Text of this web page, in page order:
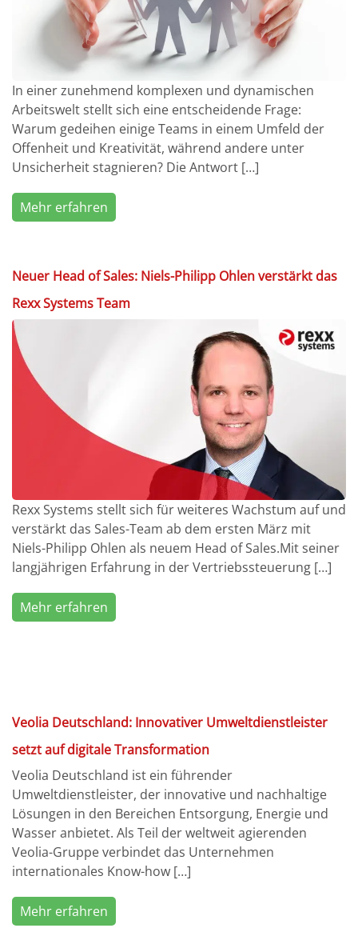
In einer zunehmend komplexen und dynamischen
Arbeitswelt stellt sich eine entscheidende Frage:
Warum gedeihen einige Teams in einem Umfeld der
Offenheit und Kreativität, während andere unter
Unsicherheit stagnieren? Die Antwort […]
Mehr erfahren
Neuer Head of Sales: Niels-Philipp Ohlen verstärkt das
Rexx Systems Team
Rexx Systems stellt sich für weiteres Wachstum auf und
verstärkt das Sales-Team ab dem ersten März mit
Niels-Philipp Ohlen als neuem Head of Sales.Mit seiner
langjährigen Erfahrung in der Vertriebssteuerung […]
Mehr erfahren
Veolia Deutschland: Innovativer Umweltdienstleister
setzt auf digitale Transformation
Veolia Deutschland ist ein führender
Umweltdienstleister, der innovative und nachhaltige
Lösungen in den Bereichen Entsorgung, Energie und
Wasser anbietet. Als Teil der weltweit agierenden
Veolia-Gruppe verbindet das Unternehmen
internationales Know-how […]
Mehr erfahren